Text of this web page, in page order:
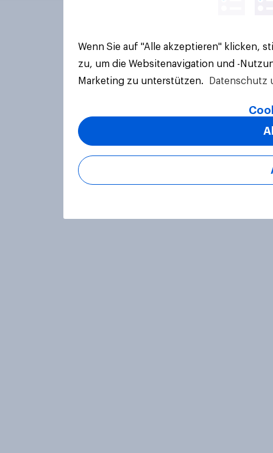
Wenn Sie auf "Alle akzeptieren" klicken,
zu, um die Websitenavigation und -
Marketing zu unterstützen.
Datenschutz